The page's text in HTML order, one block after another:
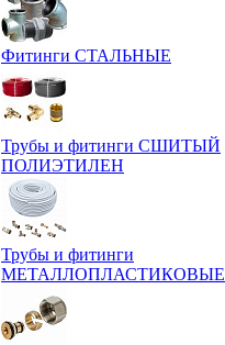
Фитинги СТАЛЬНЫЕ
Трубы и фитинги СШИТЫЙ
ПОЛИЭТИЛЕН
Трубы и фитинги
МЕТАЛЛОПЛАСТИКОВЫЕ